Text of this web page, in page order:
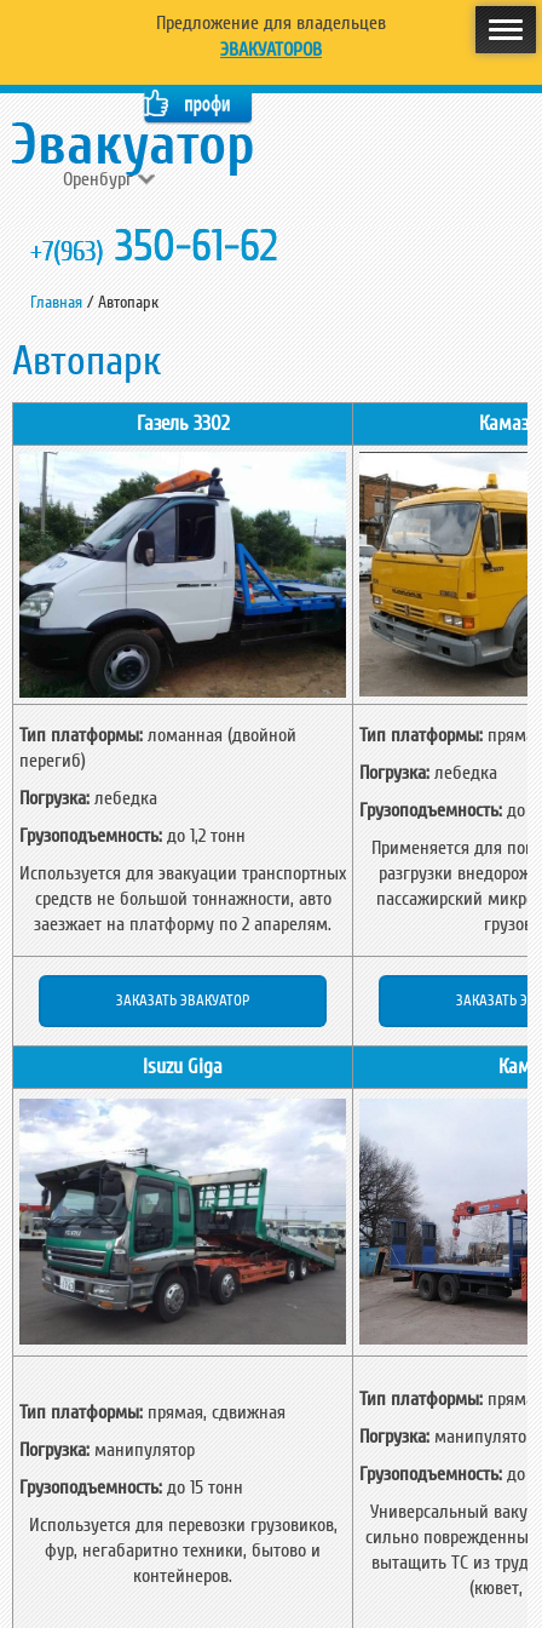
Предложение для владельцев
ЭВАКУАТОРОВ
Оренбург
+7(963) 350-61-62
Главная /Автопарк
Автопарк
Газель 3302 Камаз
Тип платформы: ломанная (двойной
перегиб)
Погрузка: лебедка
Грузоподъемность: до 1,2 тонн
Используется для эвакуации транспортных
средств не большой тоннажности, авто
заезжает на платформу по 2 апарелям.
Тип платформы:
Погрузка: лебедка
Грузоподъемность: до
Применяется для
разгрузки
пассажирский
ЗАКАЗАТЬ ЭВАКУАТОР ЗАКАЗАТЬ
Isuzu Giga
Тип платформы: прямая, сдвижная
Погрузка: манипулятор
Грузоподъемность: до 15 тонн
Используется для перевозки грузовиков,
фур, негабаритно техники, бытово и
контейнеров.
Тип платформы:
Погрузка: манипулятор
Грузоподъемность: до
Универсальный
сильно поврежденных
вытащить ТС из
(кювет,